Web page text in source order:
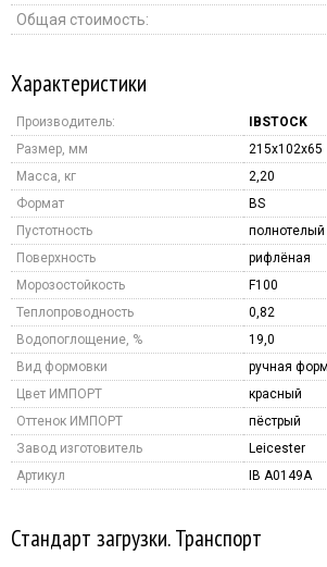
Общая стоимость:
Характеристики
Производитель:
IBSTOCK
Размер, мм
215x102x65
Масса, кг
2,20
Формат
BS
Пустотность
полнотелый
Поверхность
рифлёная
Морозостойкость
F100
Теплопроводность
0,82
Водопоглощение, %
19,0
Вид формовки
ручная
Цвет ИМПОРТ
красный
Оттенок ИМПОРТ
пёстрый
Завод изготовитель
Leicester
Артикул
IB A0149A
Стандарт загрузки. Транспорт